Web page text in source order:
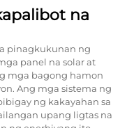
na
pinagkukunan ng
panel na solar at
mga bagong hamon
Ang mga sistema ng
ng kakayahan sa
upang ligtas na